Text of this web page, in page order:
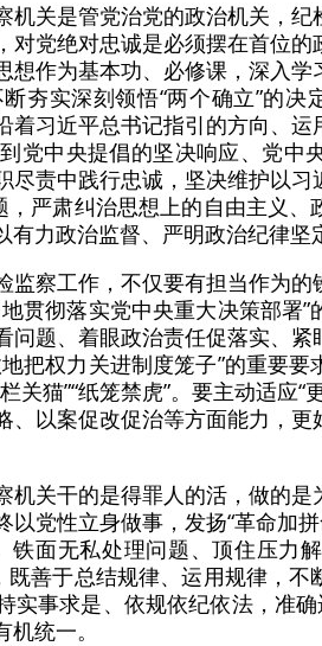
机关是管党治党的政治机关，
党绝对忠诚是必须摆在首位
作为基本功、必修课，深入
夯实深刻领悟“两个确立”的决
习近平总书记指引的方向、
党中央提倡的坚决响应、党中
责中践行忠诚，坚决维护以
严肃纠治思想上的自由主义、
力政治监督、严明政治纪律坚
监察工作，不仅要有担当作为
贯彻落实党中央重大决策部署
题、着眼政治责任促落实、紧
把权力关进制度笼子”的重要
关猫”“纸笼禁虎”。要主动适应
以案促改促治等方面能力，
机关干的是得罪人的活，做的
党性立身做事，发扬“革命加
面无私处理问题、顶住压力
善于总结规律、运用规律，不
事求是、依规依纪依法，准
统一。